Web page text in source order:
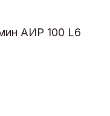
АИР 100 L6